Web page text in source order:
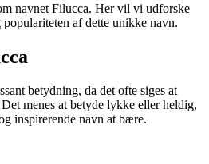
navnet Filucca. Her vil vi udforske
af dette unikke navn.
betydning, da det ofte siges at
menes at betyde lykke eller heldig,
inspirerende navn at bære.